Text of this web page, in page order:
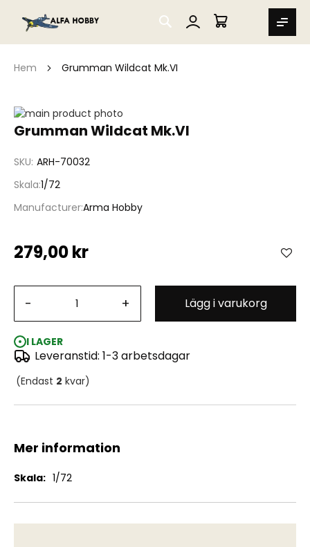
SEARCH
MIN VARUKORG
Hem Grumman Wildcat Mk.VI
Grumman Wildcat Mk.VI
SKU ARH-70032
Skala 1/72
ManufacturerArma Hobby
279,00 kr
- + Lägg i varukorg
I LAGER
Leveranstid: 1-3 arbetsdagar
(Endast 2 kvar)
Hoppa
till
bildgalleriet
Hoppa
av
bildgalleriet
Mer information
Mer
1/72